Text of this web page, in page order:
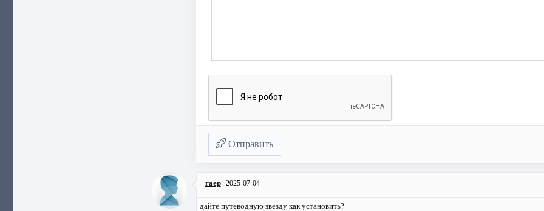
Отправить
гаер 2025-07-04
дайте путеводную звезду как установить?